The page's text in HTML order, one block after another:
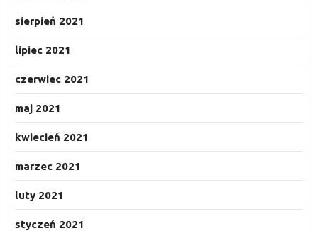
sierpień 2021
lipiec 2021
czerwiec 2021
maj 2021
kwiecień 2021
marzec 2021
luty 2021
styczeń 2021